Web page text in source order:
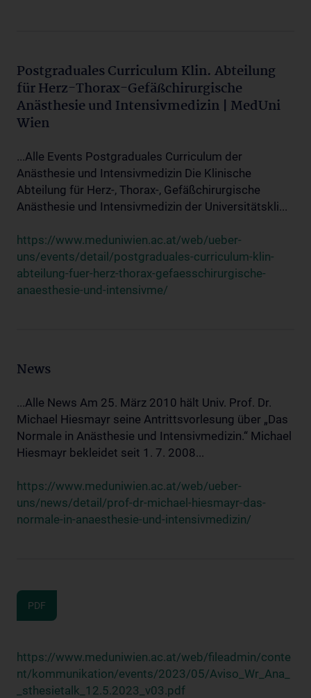
Postgraduales Curriculum Klin. Abteilung
für Herz-Thorax-Gefäßchirurgische
Anästhesie und Intensivmedizin | MedUni
Wien
...Alle Events Postgraduales Curriculum der
Anästhesie und Intensivmedizin Die Klinische
Abteilung für Herz-, Thorax-, Gefäßchirurgische
Anästhesie und Intensivmedizin der Universitätskli...
https://www.meduniwien.ac.at/web/ueber-
uns/events/detail/postgraduales-curriculum-klin-
abteilung-fuer-herz-thorax-gefaesschirurgische-
anaesthesie-und-intensivme/
News
...Alle News Am 25. März 2010 hält Univ. Prof. Dr.
Michael Hiesmayr seine Antrittsvorlesung über „Das
Normale in Anästhesie und Intensivmedizin.“ Michael
Hiesmayr bekleidet seit 1. 7. 2008...
https://www.meduniwien.ac.at/web/ueber-
uns/news/detail/prof-dr-michael-hiesmayr-das-
normale-in-anaesthesie-und-intensivmedizin/
PDF
https://www.meduniwien.ac.at/web/fileadmin/conte
nt/kommunikation/events/2023/05/Aviso_Wr_Ana_
_sthesietalk_12.5.2023_v03.pdf